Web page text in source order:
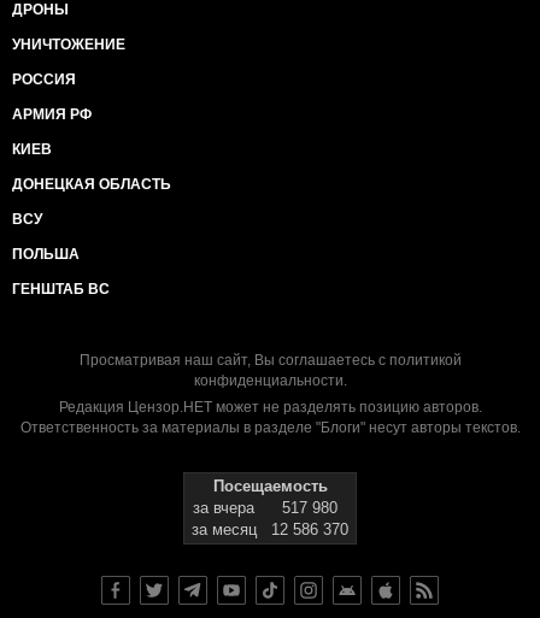
ДРОНЫ
УНИЧТОЖЕНИЕ
РОССИЯ
АРМИЯ РФ
КИЕВ
ДОНЕЦКАЯ ОБЛАСТЬ
ВСУ
ПОЛЬША
ГЕНШТАБ ВС
Просматривая наш сайт, Вы соглашаетесь с политикой
конфиденциальности.
Редакция Цензор.НЕТ может не разделять позицию авторов.
Ответственность за материалы в разделе "Блоги" несут авторы текстов.
Посещаемость
за вчера
517 980
за месяц
12 586 370